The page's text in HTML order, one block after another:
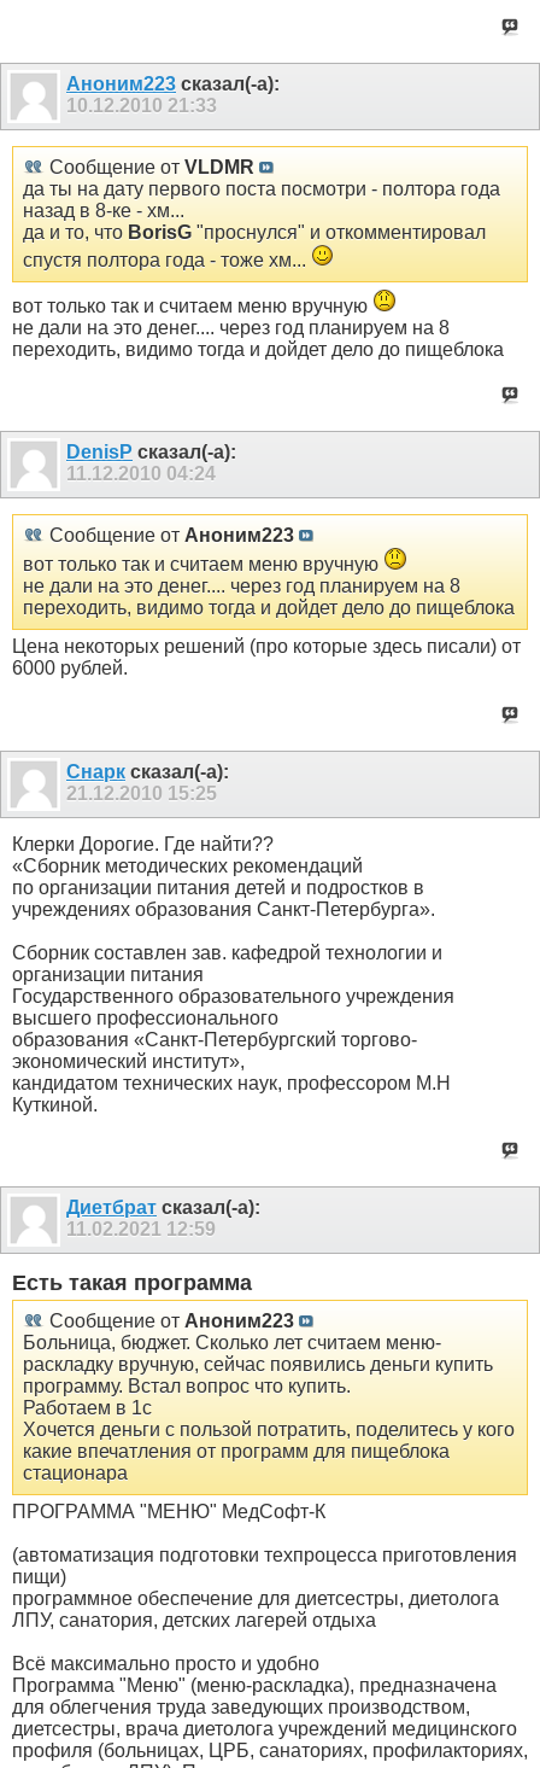
Аноним223 сказал(-а):
10.12.2010 21:33
Сообщение от VLDMR
да ты на дату первого поста посмотри - полтора года
назад в 8-ке - хм...
да и то, что BorisG "проснулся" и откомментировал
спустя полтора года - тоже хм...
вот только так и считаем меню вручную
не дали на это денег.... через год планируем на 8
переходить, видимо тогда и дойдет дело до пищеблока
DenisP сказал(-а):
11.12.2010 04:24
Сообщение от Аноним223
вот только так и считаем меню вручную
не дали на это денег.... через год планируем на 8
переходить, видимо тогда и дойдет дело до пищеблока
Цена некоторых решений (про которые здесь писали) от
6000 рублей.
Снарк сказал(-а):
21.12.2010 15:25
Клерки Дорогие. Где найти??
«Сборник методических рекомендаций
по организации питания детей и подростков в
учреждениях образования Санкт-Петербурга».
Сборник составлен зав. кафедрой технологии и
организации питания
Государственного образовательного учреждения
высшего профессионального
образования «Санкт-Петербургский торгово-
экономический институт»,
кандидатом технических наук, профессором М.Н
Куткиной.
Диетбрат сказал(-а):
11.02.2021 12:59
Есть такая программа
Сообщение от Аноним223
Больница, бюджет. Сколько лет считаем меню-
раскладку вручную, сейчас появились деньги купить
программу. Встал вопрос что купить.
Работаем в 1с
Хочется деньги с пользой потратить, поделитесь у кого
какие впечатления от программ для пищеблока
стационара
ПРОГРАММА "МЕНЮ" МедСофт-К
(автоматизация подготовки техпроцесса приготовления
пищи)
программное обеспечение для диетсестры, диетолога
ЛПУ, санатория, детских лагерей отдыха
Всё максимально просто и удобно
Программа "Меню" (меню-раскладка), предназначена
для облегчения труда заведующих производством,
диетсестры, врача диетолога учреждений медицинского
профиля (больницах, ЦРБ, санаториях, профилакториях,